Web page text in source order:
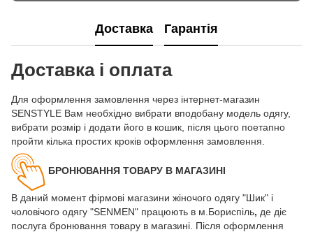
Доставка Гарантія
Доставка і оплата
Для оформлення замовлення через інтернет-магазин
SENSTYLE Вам необхідно вибрати вподобану модель одягу,
вибрати розмір і додати його в кошик, після цього поетапно
пройти кілька простих кроків оформлення замовлення.
БРОНЮВАННЯ ТОВАРУ В МАГАЗИНІ
В даний момент фірмові магазини жіночого одягу "Шик" і
чоловічого одягу "SENMEN" працюють в м.Бориспіль, де діє
послуга бронювання товару в магазині. Після оформлення